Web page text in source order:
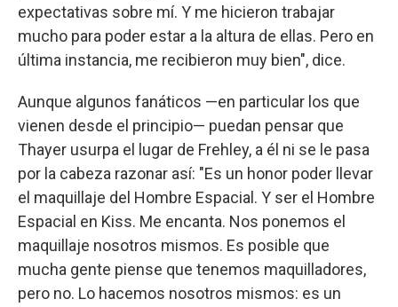
expectativas sobre mí. Y me hicieron trabajar
mucho para poder estar a la altura de ellas. Pero en
última instancia, me recibieron muy bien", dice.
Aunque algunos fanáticos —en particular los que
vienen desde el principio— puedan pensar que
Thayer usurpa el lugar de Frehley, a él ni se le pasa
por la cabeza razonar así: "Es un honor poder llevar
el maquillaje del Hombre Espacial. Y ser el Hombre
Espacial en Kiss. Me encanta. Nos ponemos el
maquillaje nosotros mismos. Es posible que
mucha gente piense que tenemos maquilladores,
pero no. Lo hacemos nosotros mismos: es un